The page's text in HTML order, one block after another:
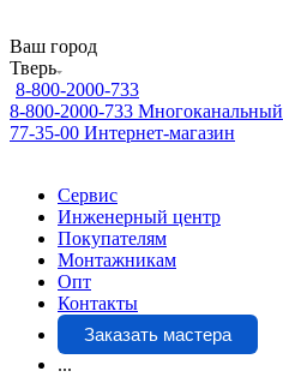
Ваш город
Тверь
8-800-2000-733
8-800-2000-733 Многоканальный
77-35-00 Интернет-магазин
Сервис
Инженерный центр
Покупателям
Монтажникам
Опт
Контакты
Заказать мастера
...